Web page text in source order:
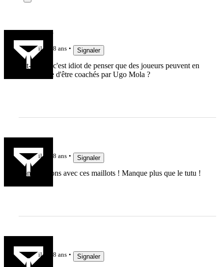
tauperugby
il y a 8 ans Signaler
Est-ce que c'est idiot de penser que des joueurs peuvent en
avoir marre d'être coachés par Ugo Mola ?
il y a 8 ans Signaler
Sont mignons avec ces maillots ! Manque plus que le tutu !
il y a 8 ans Signaler